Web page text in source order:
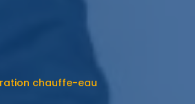
chauffe-eau